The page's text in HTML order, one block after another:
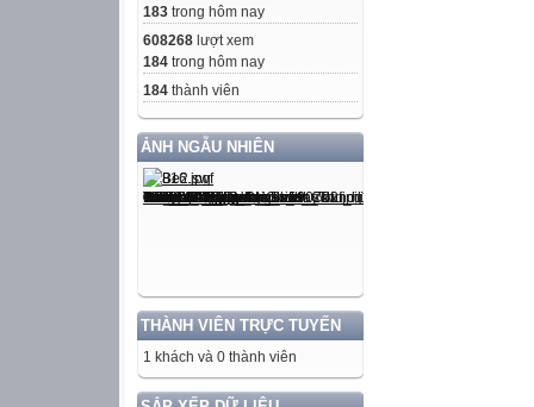
183 trong hôm nay
608268 lượt xem
184 trong hôm nay
184 thành viên
ẢNH NGẪU NHIÊN
THÀNH VIÊN TRỰC TUYẾN
1 khách và 0 thành viên